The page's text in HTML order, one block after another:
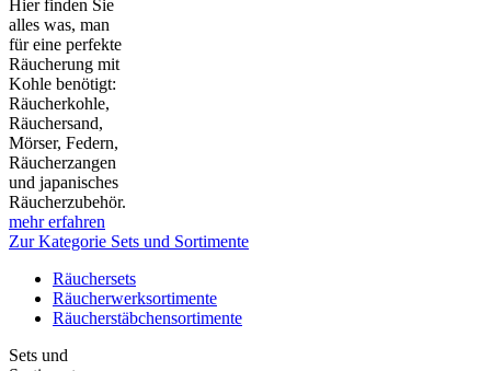
Hier finden Sie
alles was, man
für eine perfekte
Räucherung mit
Kohle benötigt:
Räucherkohle,
Räuchersand,
Mörser, Federn,
Räucherzangen
und japanisches
Räucherzubehör.
mehr erfahren
Zur Kategorie Sets und Sortimente
Räuchersets
Räucherwerksortimente
Räucherstäbchensortimente
Sets und